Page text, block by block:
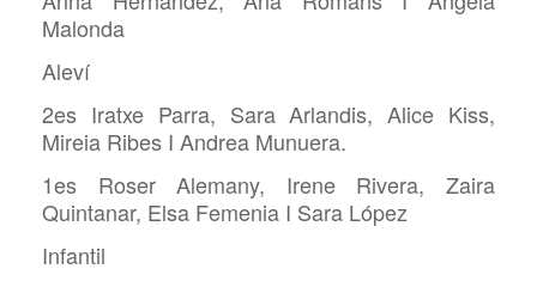
Malonda
Aleví
2es Iratxe Parra, Sara Arlandis, Alice Kiss,
Mireia Ribes I Andrea Munuera.
1es Roser Alemany, Irene Rivera, Zaira
Quintanar, Elsa Femenia I Sara López
Infantil